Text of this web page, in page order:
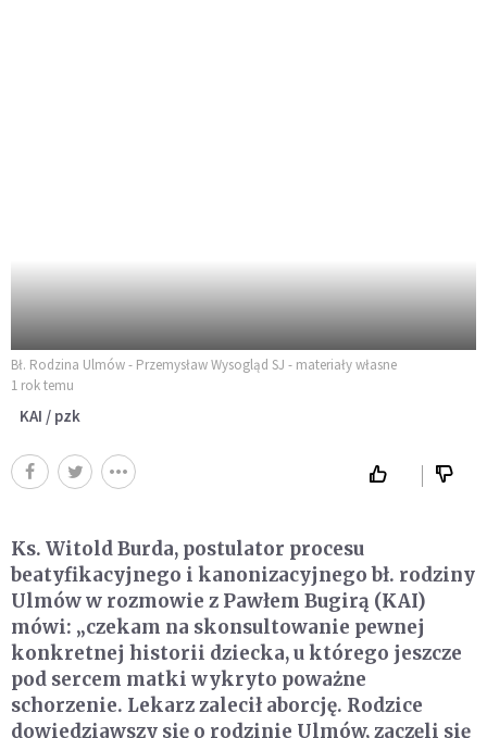
Bł. Rodzina Ulmów - Przemysław Wysogląd SJ - materiały własne
1 rok temu
KAI / pzk
Ks. Witold Burda, postulator procesu
beatyfikacyjnego i kanonizacyjnego bł. rodziny
Ulmów w rozmowie z Pawłem Bugirą (KAI)
mówi: „czekam na skonsultowanie pewnej
konkretnej historii dziecka, u którego jeszcze
pod sercem matki wykryto poważne
schorzenie. Lekarz zalecił aborcję. Rodzice
dowiedziawszy się o rodzinie Ulmów, zaczęli się